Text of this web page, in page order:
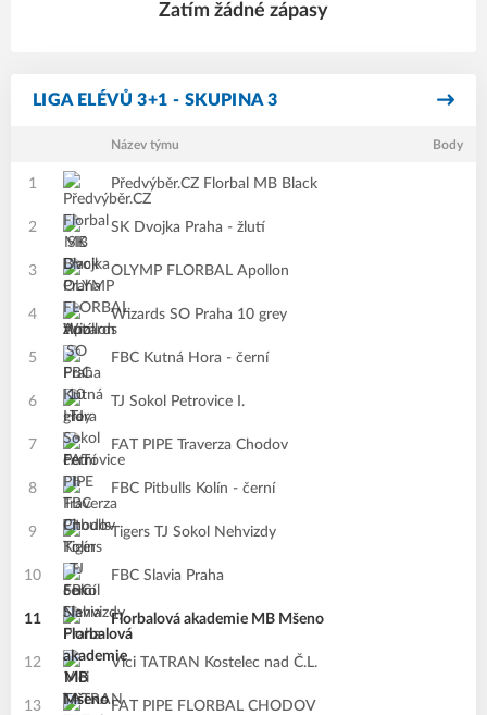
Zatím žádné zápasy
LIGA ELÉVŮ 3+1 - SKUPINA 3
Název týmu Body
1 Předvýběr.CZ Florbal MB Black
2 SK Dvojka Praha - žlutí
3 OLYMP FLORBAL Apollon
4 Wizards SO Praha 10 grey
5 FBC Kutná Hora - černí
6 TJ Sokol Petrovice I.
7 FAT PIPE Traverza Chodov
8 FBC Pitbulls Kolín - černí
9 Tigers TJ Sokol Nehvizdy
10 FBC Slavia Praha
11 Florbalová akademie MB Mšeno
12 Vlci TATRAN Kostelec nad Č.L.
13 FAT PIPE FLORBAL CHODOV